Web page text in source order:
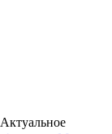
Актуальное